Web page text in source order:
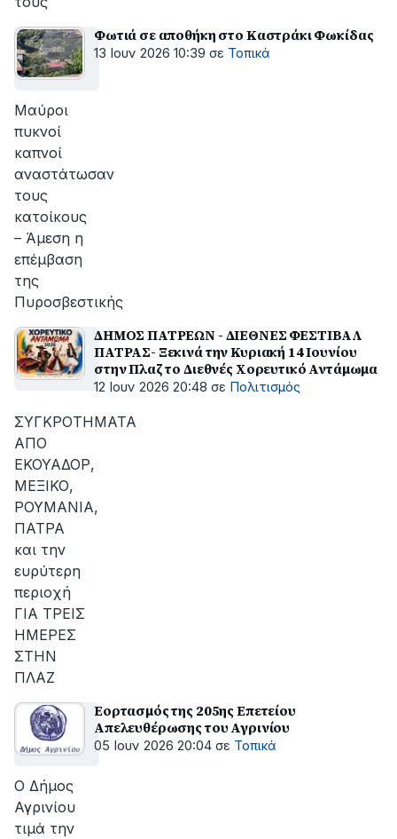
Φωτιά σε αποθήκη στο Καστράκι Φωκίδας
13 Ιουν 2026 10:39 σε Τοπικά
Μαύροι
πυκνοί
καπνοί
αναστάτωσαν
τους
κατοίκους
– Άμεση η
επέμβαση
της
Πυροσβεστικής
ΔΗΜΟΣ ΠΑΤΡΕΩΝ - ΔΙΕΘΝΕΣ ΦΕΣΤΙΒΑΛ
ΠΑΤΡΑΣ- Ξεκινά την Κυριακή 14 Ιουνίου
στην Πλαζ το Διεθνές Χορευτικό Αντάμωμα
12 Ιουν 2026 20:48 σε Πολιτισμός
ΣΥΓΚΡΟΤΗΜΑΤΑ
ΑΠΟ
ΕΚΟΥΑΔΟΡ,
ΜΕΞΙΚΟ,
ΡΟΥΜΑΝΙΑ,
ΠΑΤΡΑ
και την
ευρύτερη
περιοχή
ΓΙΑ ΤΡΕΙΣ
ΗΜΕΡΕΣ
ΣΤΗΝ
ΠΛΑΖ
Εορτασμός της 205ης Επετείου
Απελευθέρωσης του Αγρινίου
05 Ιουν 2026 20:04 σε Τοπικά
Ο Δήμος
Αγρινίου
τιμά την